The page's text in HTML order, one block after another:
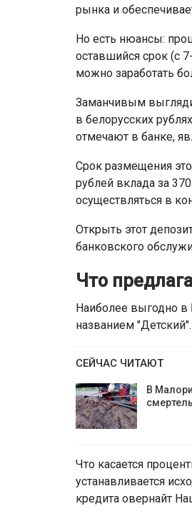
рынка и
Но есть нюансы:
оставшийся срок (с
можно заработать
Заманчивым
в белорусских
отмечают в банке,
Срок размещения
рублей вклада за
осуществляться в
Открыть этот
банковского
Что
Наиболее выгодно в
названием
СЕЙЧАС ЧИТАЮТ
В
Что касается
устанавливается
кредита овернайт